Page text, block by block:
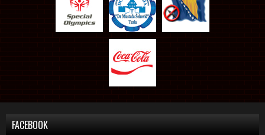
FACEBOOK